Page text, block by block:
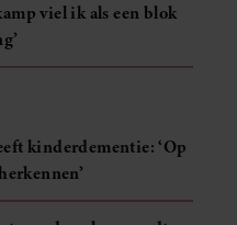
viel ik als een blok
kinderdementie: ‘Op